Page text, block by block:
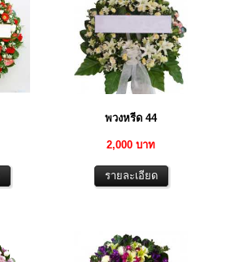
พวงหรีด 44
2,000 บาท